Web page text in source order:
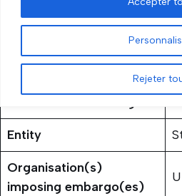
Rejeter
Entity
Organisation(s)
imposing embargo(es)